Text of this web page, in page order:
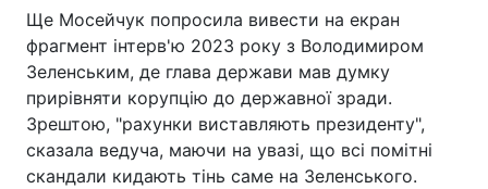
Ще Мосейчук попросила вивести на екран
фрагмент інтерв'ю 2023 року з Володимиром
Зеленським, де глава держави мав думку
прирівняти корупцію до державної зради.
Зрештою, "рахунки виставляють президенту",
сказала ведуча, маючи на увазі, що всі помітні
скандали кидають тінь саме на Зеленського.